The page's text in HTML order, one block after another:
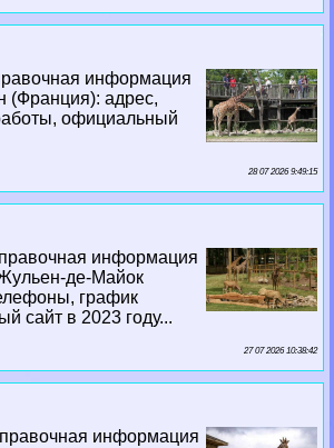
информация
(Франция): адрес,
официальный
28 07 2026 9:49:15
информация
де-Майок
график
сайт в 2023 году...
27 07 2026 10:38:42
информация